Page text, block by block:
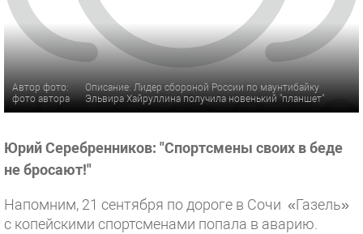
Автор фото:
фото автора
Описание: Лидер сбороной России по маунтибайку
Эльвира Хайруллина получила новенький "планшет"
Юрий Серебренников: "Спортсмены своих в беде
не бросают!"
Напомним, 21 сентября по дороге в Сочи «Газель»
с копейскими спортсменами попала в аварию.